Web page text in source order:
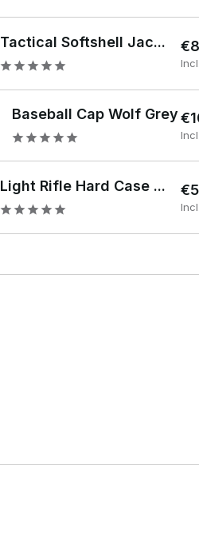
Tactical Softshell Jac...
Baseball Cap Wolf Grey
Light Rifle Hard Case ...